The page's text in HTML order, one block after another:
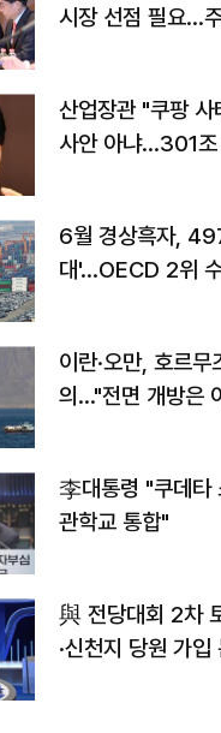
시장 선점 필요…
산업장관 "쿠팡
사안 아냐…301조
6월 경상흑자,
대'…OECD 2위
이란·오만, 호르
의…"전면 개방은
李대통령 "쿠데타
관학교 통합"
與 전당대회 2차
·신천지 당원 가